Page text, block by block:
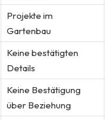
Projekte im
Gartenbau
Keine bestätigten
Details
Keine Bestätigung
über Beziehung